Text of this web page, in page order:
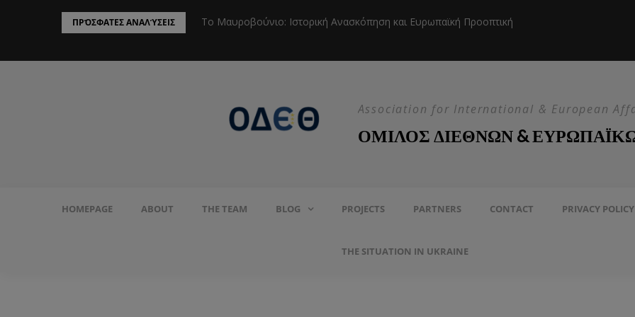
ΠΡΌΣΦΑΤΕΣ ΑΝΑΛΎΣΕΙΣ
Προστασία του Πληθυσμού από το Το Μαυροβούνιο: Ιστορική Ανασκόπηση και Ευρωπαϊκή Προοπτική
Association for International & European
ΟΜΙΛΟΣ ΔΙΕΘΝΩΝ &
HOMEPAGE ABOUT THE TEAM BLOG PROJECTS PARTNERS CONTACT PRIVACY POLICY
THE SITUATION IN UKRAINE